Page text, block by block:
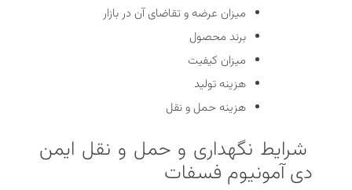
میزان عرضه و تقاضای آن در بازار
برند محصول
میزان کیفیت
هزینه تولید
هزینه حمل و نقل
شرایط نگهداری و حمل‌ و نقل ایمن
دی آمونیوم فسفات